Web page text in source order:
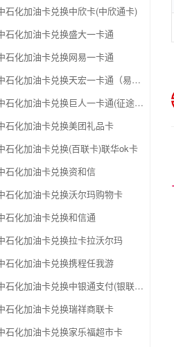
石化加油卡兑换中欣卡(中欣通卡)
石化加油卡兑换盛大一卡通
石化加油卡兑换网易一卡通
中石化加油卡兑换天宏一卡通（易冲天宏卡）
中石化加油卡兑换巨人一卡通(征途卡)
石化加油卡兑换美团礼品卡
石化加油卡兑换(百联卡)联华ok卡
石化加油卡兑换资和信
石化加油卡兑换沃尔玛购物卡
石化加油卡兑换和信通
石化加油卡兑换拉卡拉沃尔玛
石化加油卡兑换携程任我游
中石化加油卡兑换中银通支付(银联购物卡)
石化加油卡兑换瑞祥商联卡
石化加油卡兑换家乐福超市卡